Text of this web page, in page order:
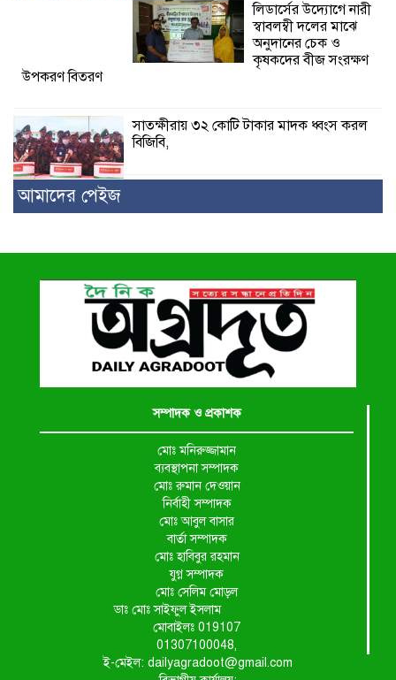
লিডার্সের উদ্যোগে নারী
স্বাবলম্বী দলের মাঝে
অনুদানের চেক ও
কৃষকদের বীজ সংরক্ষণ
উপকরণ বিতরণ
সাতক্ষীরায় ৩২ কোটি টাকার মাদক ধ্বংস করল
বিজিবি,
আমাদের পেইজ
সম্পাদক ও প্রকাশক
মোঃ মনিরুজ্জামান
ব্যবস্থাপনা সম্পাদক
মোঃ রুমান দেওয়ান
নির্বাহী সম্পাদক
মোঃ আবুল বাসার
বার্তা সম্পাদক
মোঃ হাবিবুর রহমান
যুগ্ন সম্পাদক
মোঃ সেলিম মোড়ল
ডাঃ মোঃ সাইফুল ইসলাম
মোবাইলঃ 019107
01307100048,
ই-মেইল: dailyagradoot@gmail.com